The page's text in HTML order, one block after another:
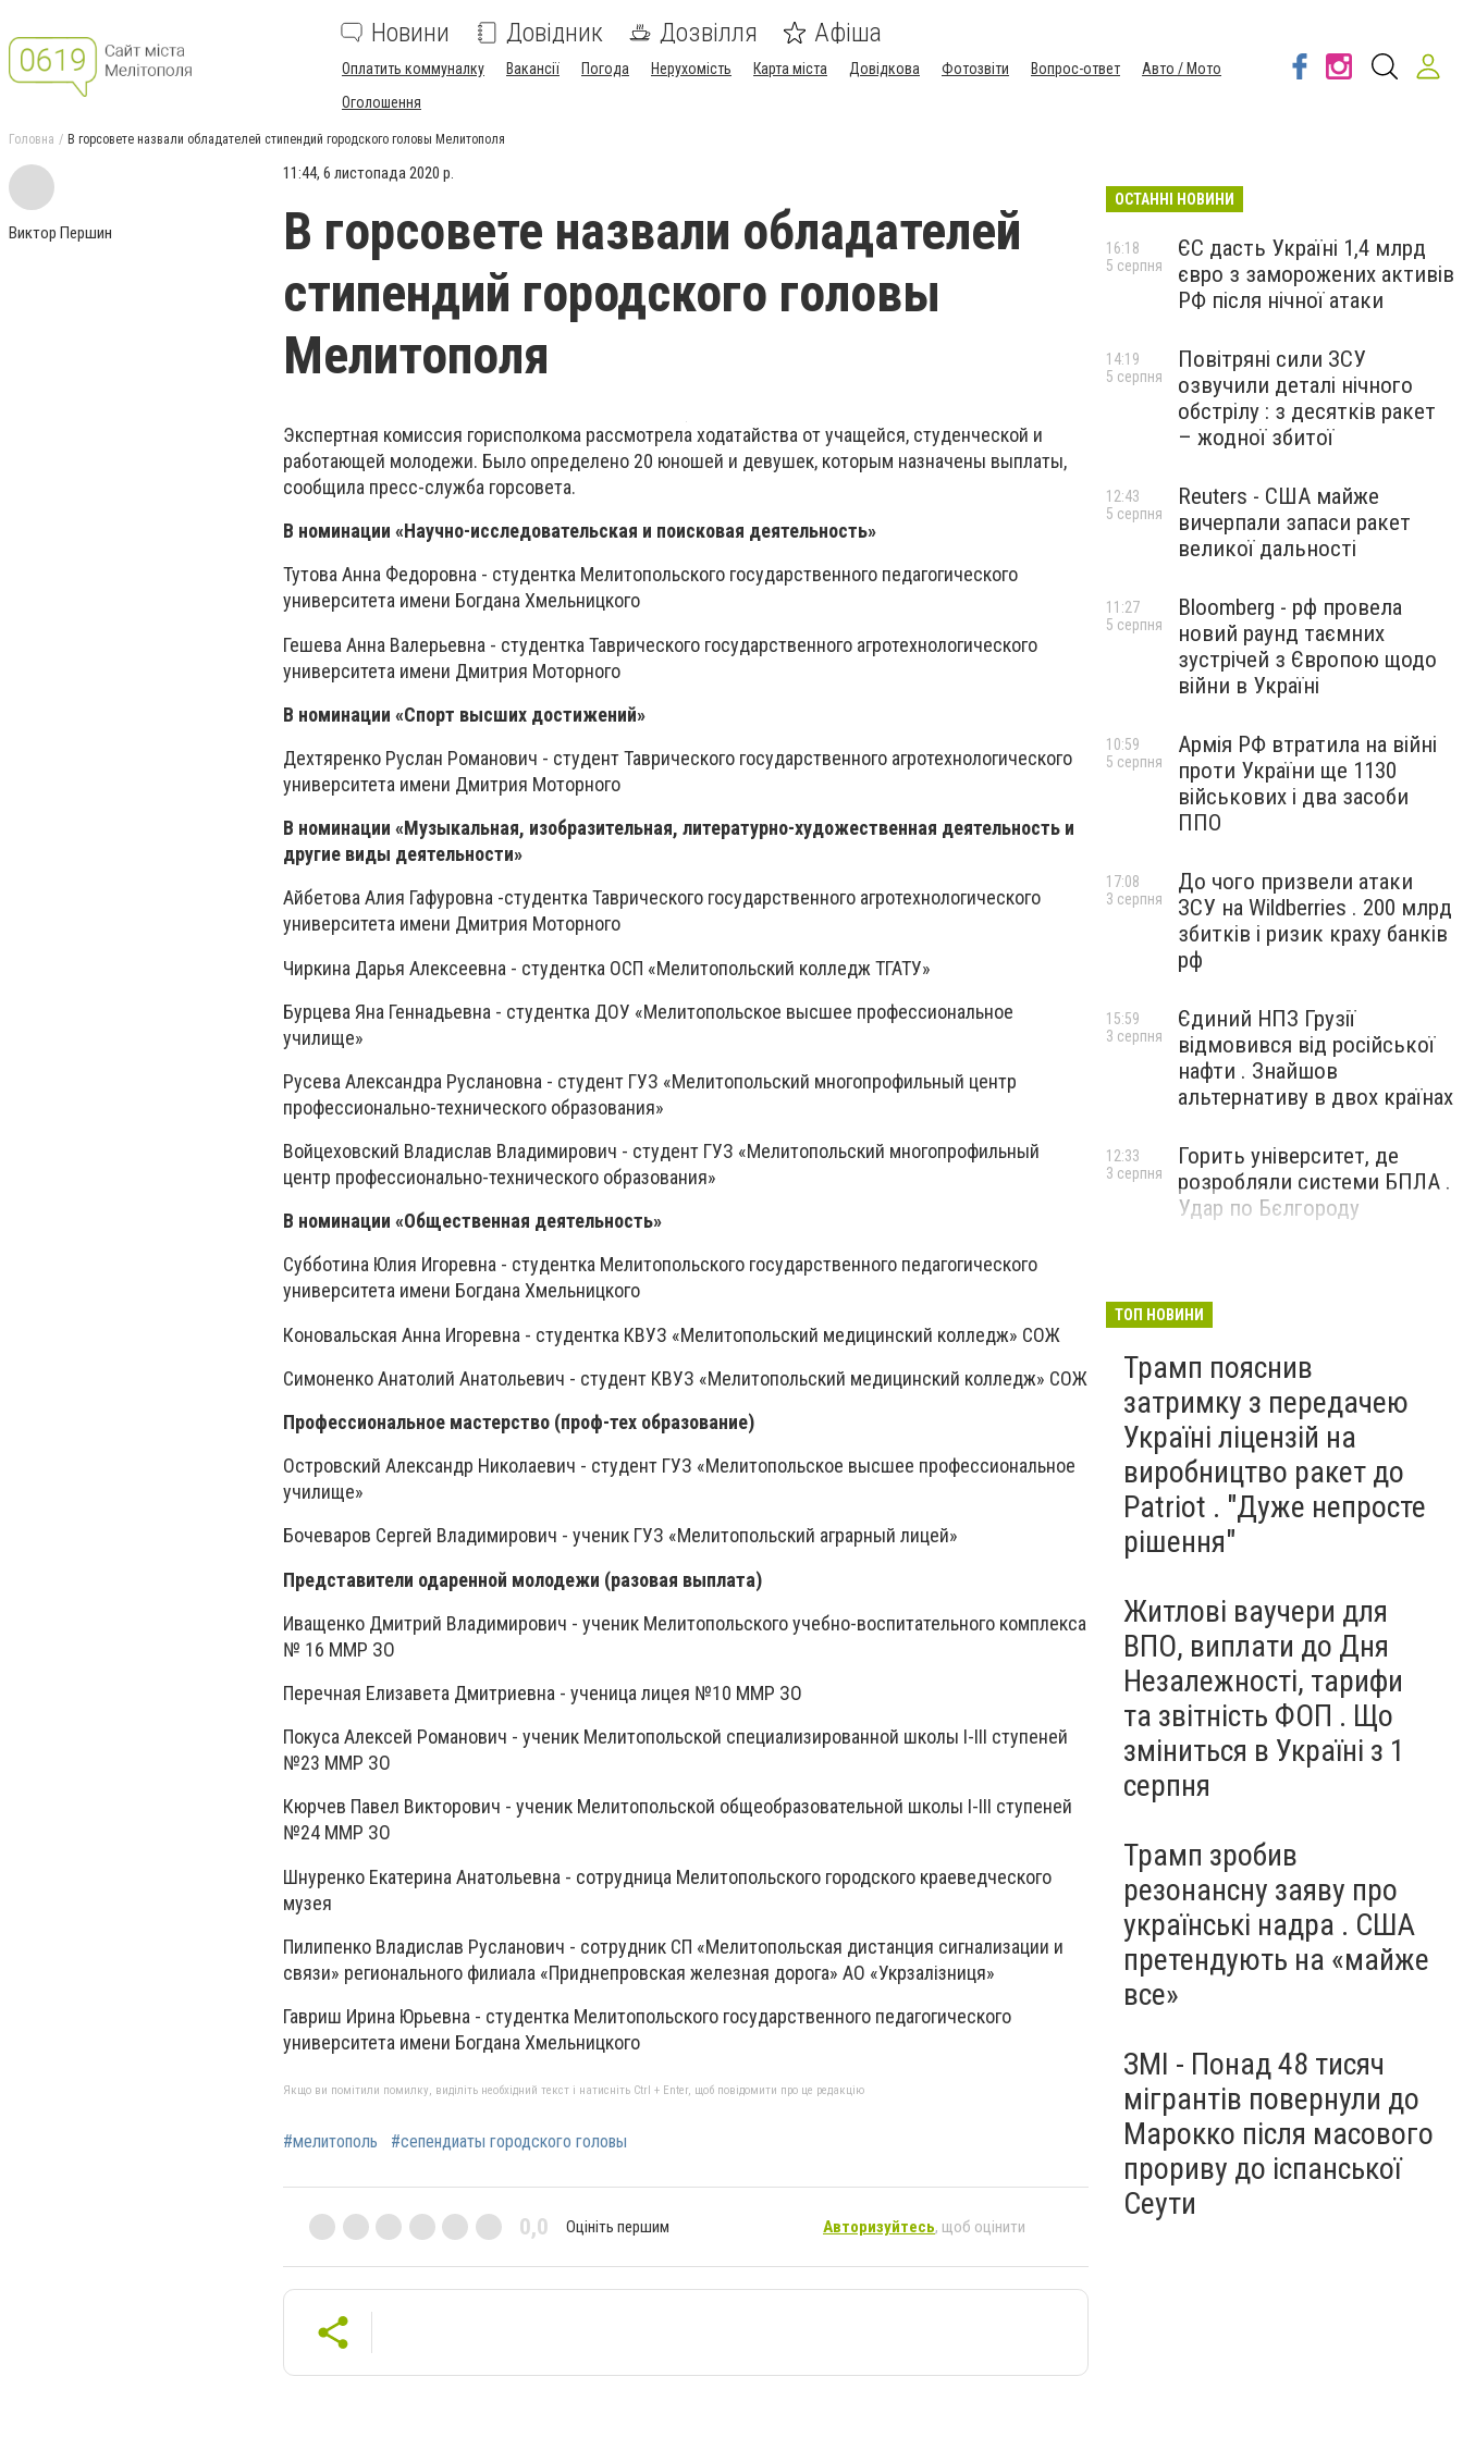
Новини Довідник Дозвілля Афіша
Оплатить коммуналку Вакансії Погода Нерухомість Карта міста Довідкова Фотозвіти Вопрос-ответ
Авто / Мото
Оголошення
Головна В горсовете назвали обладателей стипендий городского головы Мелитополя
Виктор Першин
11:44, 6 листопада 2020 р.
В горсовете назвали обладателей
стипендий городского головы
Мелитополя
Экспертная комиссия горисполкома рассмотрела ходатайства от учащейся, студенческой и
работающей молодежи. Было определено 20 юношей и девушек, которым назначены выплаты,
сообщила пресс-служба горсовета.
В номинации «Научно-исследовательская и поисковая деятельность»
Тутова Анна Федоровна - студентка Мелитопольского государственного педагогического
университета имени Богдана Хмельницкого
Гешева Анна Валерьевна - студентка Таврического государственного агротехнологического
университета имени Дмитрия Моторного
В номинации «Спорт высших достижений»
Дехтяренко Руслан Романович - студент Таврического государственного агротехнологического
университета имени Дмитрия Моторного
В номинации «Музыкальная, изобразительная, литературно-художественная деятельность и
другие виды деятельности»
Айбетова Алия Гафуровна -студентка Таврического государственного агротехнологического
университета имени Дмитрия Моторного
Чиркина Дарья Алексеевна - студентка ОСП «Мелитопольский колледж ТГАТУ»
Бурцева Яна Геннадьевна - студентка ДОУ «Мелитопольское высшее профессиональное
училище»
Русева Александра Руслановна - студент ГУЗ «Мелитопольский многопрофильный центр
профессионально-технического образования»
Войцеховский Владислав Владимирович - студент ГУЗ «Мелитопольский многопрофильный
центр профессионально-технического образования»
В номинации «Общественная деятельность»
Субботина Юлия Игоревна - студентка Мелитопольского государственного педагогического
университета имени Богдана Хмельницкого
Коновальская Анна Игоревна - студентка КВУЗ «Мелитопольский медицинский колледж» СОЖ
Симоненко Анатолий Анатольевич - студент КВУЗ «Мелитопольский медицинский колледж» СОЖ
Профессиональное мастерство (проф-тех образование)
Островский Александр Николаевич - студент ГУЗ «Мелитопольское высшее профессиональное
училище»
Бочеваров Сергей Владимирович - ученик ГУЗ «Мелитопольский аграрный лицей»
Представители одаренной молодежи (разовая выплата)
Иващенко Дмитрий Владимирович - ученик Мелитопольского учебно-воспитательного комплекса
№ 16 ММР ЗО
Перечная Елизавета Дмитриевна - ученица лицея №10 ММР ЗО
Покуса Алексей Романович - ученик Мелитопольской специализированной школы I-III ступеней
№23 ММР ЗО
Кюрчев Павел Викторович - ученик Мелитопольской общеобразовательной школы I-III ступеней
№24 ММР ЗО
Шнуренко Екатерина Анатольевна - сотрудница Мелитопольского городского краеведческого
музея
Пилипенко Владислав Русланович - сотрудник СП «Мелитопольская дистанция сигнализации и
связи» регионального филиала «Приднепровская железная дорога» АО «Укрзалізниця»
Гавриш Ирина Юрьевна - студентка Мелитопольского государственного педагогического
университета имени Богдана Хмельницкого
Якщо ви помітили помилку, виділіть необхідний текст і натисніть Ctrl + Enter, щоб повідомити про це редакцію
#мелитополь #сепендиаты городского головы
0,0 Оцініть першим Авторизуйтесь, щоб оцінити
ОСТАННІ НОВИНИ
ЄС дасть Україні 1,4 млрд
євро з заморожених активів
РФ після нічної атаки
16:18
5 серпня
Повітряні сили ЗСУ
озвучили деталі нічного
обстрілу : з десятків ракет
– жодної збитої
14:19
5 серпня
Reuters - США майже
вичерпали запаси ракет
великої дальності
12:43
5 серпня
Bloomberg - рф провела
новий раунд таємних
зустрічей з Європою щодо
війни в Україні
11:27
5 серпня
Армія РФ втратила на війні
проти України ще 1130
військових і два засоби
ППО
10:59
5 серпня
До чого призвели атаки
ЗСУ на Wildberries . 200 млрд
збитків і ризик краху банків
рф
17:08
3 серпня
Єдиний НПЗ Грузії
відмовився від російської
нафти . Знайшов
альтернативу в двох країнах
15:59
3 серпня
Горить університет, де
розробляли системи БПЛА .
Удар по Бєлгороду
12:33
3 серпня
ТОП НОВИНИ
Трамп пояснив
затримку з передачею
Україні ліцензій на
виробництво ракет до
Patriot . "Дуже непросте
рішення"
Житлові ваучери для
ВПО, виплати до Дня
Незалежності, тарифи
та звітність ФОП . Що
зміниться в Україні з 1
серпня
Трамп зробив
резонансну заяву про
українські надра . США
претендують на «майже
все»
ЗМІ - Понад 48 тисяч
мігрантів повернули до
Марокко після масового
прориву до іспанської
Сеути